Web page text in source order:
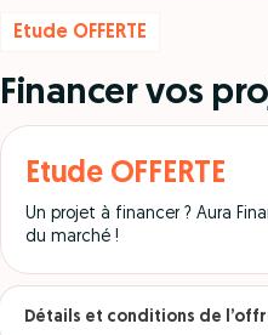
Etude OFFERTE
Financer vos
Etude OFFERTE
Un projet à financer ? Aura
du marché !
Détails et conditions de